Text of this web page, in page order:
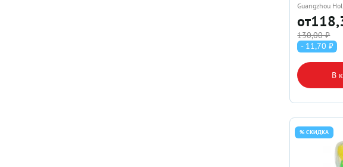
Guangzhou
от
130,00 ₽
- 11,70 ₽
В
% СКИДКА